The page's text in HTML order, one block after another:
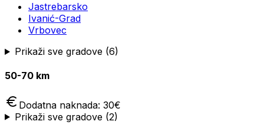
Jastrebarsko
Ivanić-Grad
Vrbovec
Prikaži sve gradove (6)
50-70 km
Dodatna naknada: 30€
Prikaži sve gradove (2)